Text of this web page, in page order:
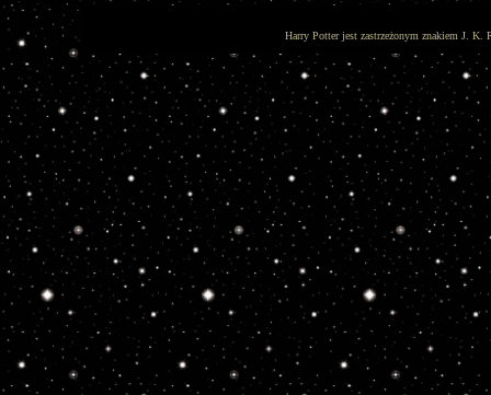
Harry Potter jest zastrzeżonym znakiem J. K.